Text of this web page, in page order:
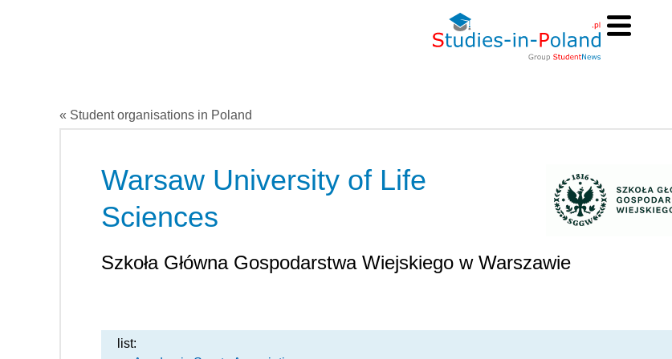
« Student organisations in Poland
Warsaw University of Life
Sciences
Szkoła Główna Gospodarstwa Wiejskiego w Warszawie
list: